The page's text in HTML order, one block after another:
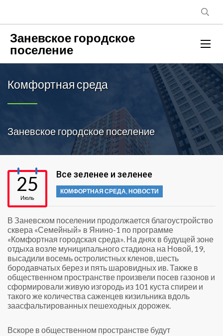
Заневское городское
поселение
Комфортная среда
Заневское городское поселение
25
Июль
Все зеленее и зеленее
КОМФОРТНАЯ СРЕДА,НОВОСТИ
В Заневском поселении продолжается благоустройство
сквера «Семейный» в Янино-1 по программе
«Комфортная городская среда». На днях в будущей зоне
отдыха возле муниципального стадиона на Новой, 19,
высадили восемь остролистных кленов, шесть
бородавчатых берез и пять шаровидных ив. Также в
общественном пространстве произвели посев газонов и
сформировали живую изгородь из 101 куста спиреи и
такого же количества саженцев кизильника вдоль
заасфальтированных пешеходных дорожек.
Вскоре в общественном пространстве будут